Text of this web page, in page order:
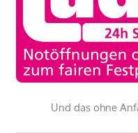
Und das ohne